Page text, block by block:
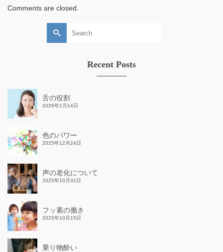
Comments are closed.
Search
for:
Recent Posts
舌の役割
2026年1月14日
色のパワー
2025年12月24日
声の老化について
2025年10月31日
フッ素の働き
2025年10月15日
乗り物酔い